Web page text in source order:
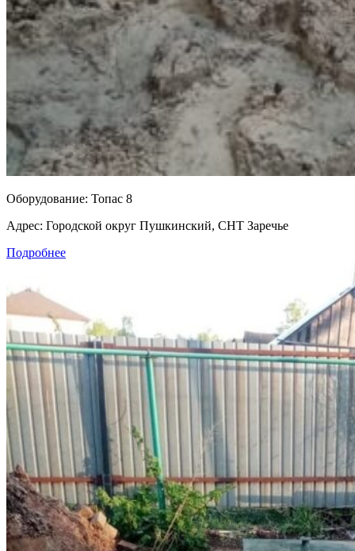
Оборудование: Топас 8
Адрес: Городской округ Пушкинский, СНТ Заречье
Подробнее